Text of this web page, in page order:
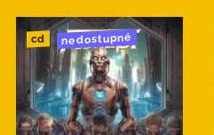
cd nedostupné